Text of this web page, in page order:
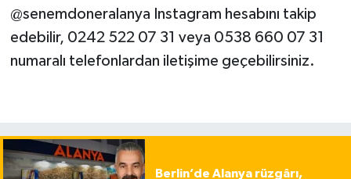
@senemdoneralanya Instagram hesabını takip
edebilir, 0242 522 07 31 veya 0538 660 07 31
numaralı telefonlardan iletişime geçebilirsiniz.
Berlin’de Alanya rüzgârı,